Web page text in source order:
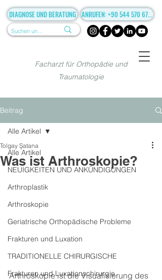
Facharzt für Orthopädie und
Traumatologie
DIAGNOSE UND BERATUNG ANRUFEN: +90 544 570 67 86
Beitrag
Alle Artikel
NEUIGKEITEN UND ANKÜNDIGUNGEN
Arthroplastik
Arthroskopie
Geriatrische Orthopädische Probleme
Frakturen und Luxation
TRADITIONELLE CHIRURGISCHE
Frakturen und Luxationschirurgie
Alle Artikel
Was ist Arthroskopie?
Tolgay Şatana
Arthroskopie ist die Visualisierung des